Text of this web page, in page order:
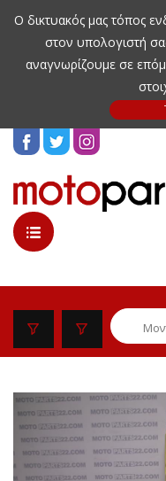
Ο δικτυακός μας τόπος
στον υπολογιστή
αναγνωρίζουμε σε